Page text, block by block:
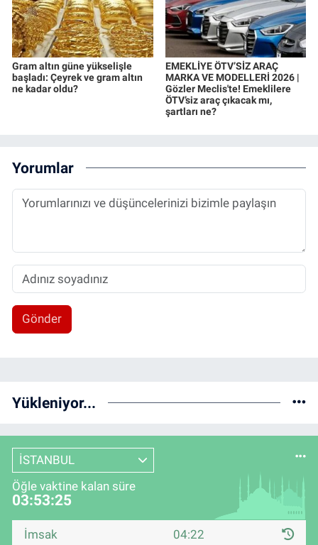
Gram altın güne yükselişle
başladı: Çeyrek ve gram altın
ne kadar oldu?
EMEKLİYE ÖTV’SİZ ARAÇ
MARKA VE MODELLERİ 2026 |
Gözler Meclis'te! Emeklilere
ÖTV’siz araç çıkacak mı,
şartları ne?
Yorumlar
Gönder
Yükleniyor...
İSTANBUL
Öğle vaktine kalan süre
03:53:25
İmsak 04:22